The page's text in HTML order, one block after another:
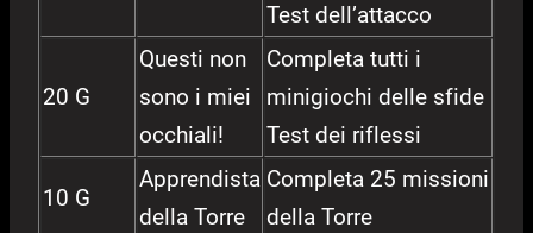
Test dell’attacco
20 G
Questi non
sono i miei
occhiali!
Completa tutti i
minigiochi delle sfide
Test dei riflessi
10 G
Apprendista
della Torre
Completa 25 missioni
della Torre